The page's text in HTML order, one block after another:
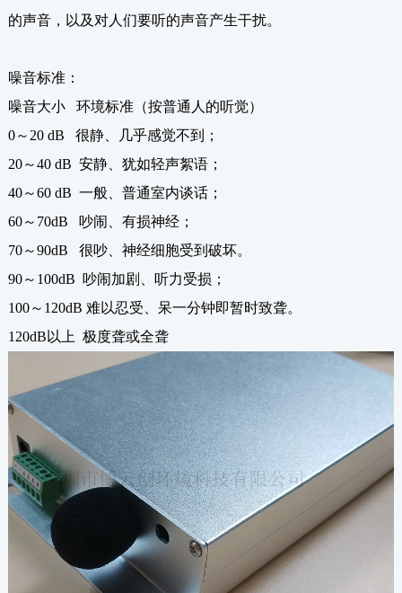
的声音，以及对人们要听的声音产生干扰。
噪音标准：
噪音大小 环境标准（按普通人的听觉）
0～20 dB 很静、几乎感觉不到；
20～40 dB 安静、犹如轻声絮语；
40～60 dB 一般、普通室内谈话；
60～70dB 吵闹、有损神经；
70～90dB 很吵、神经细胞受到破坏。
90～100dB 吵闹加剧、听力受损；
100～120dB 难以忍受、呆一分钟即暂时致聋。
120dB以上 极度聋或全聋